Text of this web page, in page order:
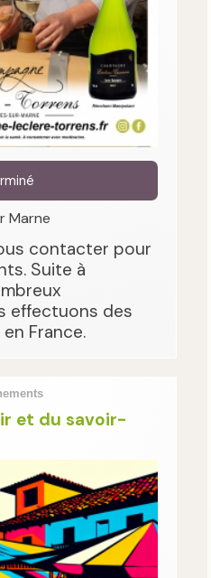
Marne
contacter pour
Suite à
effectuons des
France.
et du savoir-